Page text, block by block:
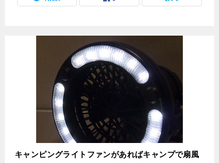
キャンピングライトファンがあればキャンプで扇風